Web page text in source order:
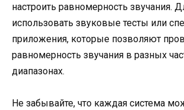
настроить равномерность звучания.
использовать звуковые тесты или
приложения, которые позволяют
равномерность звучания в разных
диапазонах.
Не забывайте, что каждая система